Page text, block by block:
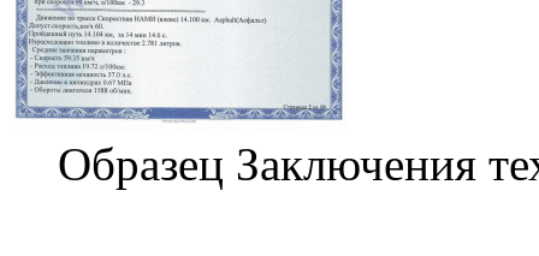
Образец Заключения